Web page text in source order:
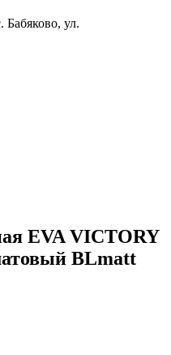
Бабяково, ул.
EVA VICTORY
BLmatt